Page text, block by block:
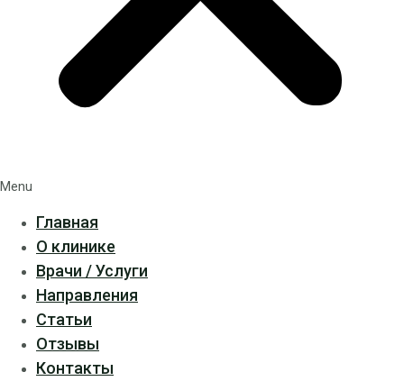
Menu
Главная
О клинике
Врачи / Услуги
Направления
Статьи
Отзывы
Контакты